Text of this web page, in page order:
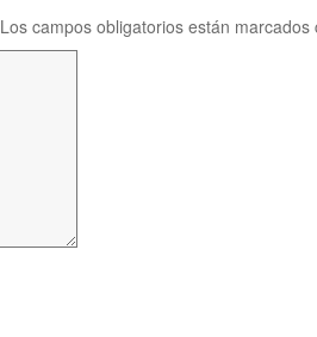
Los campos obligatorios están marcados